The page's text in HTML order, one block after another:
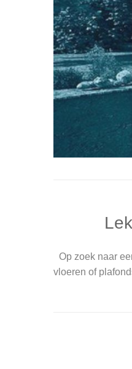
Op zoek naar
vloeren of